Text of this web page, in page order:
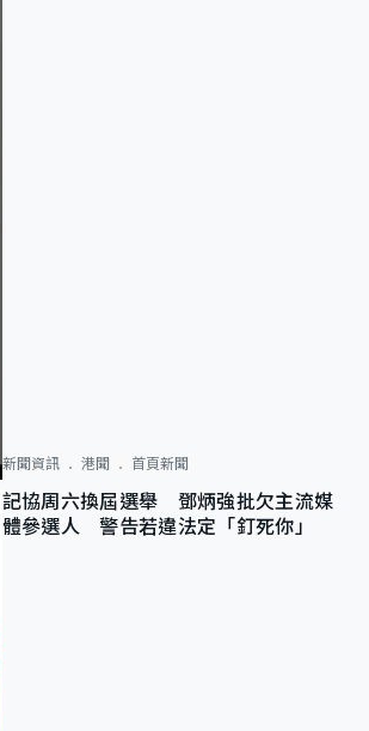
新聞資訊 港聞 首頁新聞
記協周六換屆選舉 鄧炳強批欠主流媒
體參選人 警告若違法定「釘死你」